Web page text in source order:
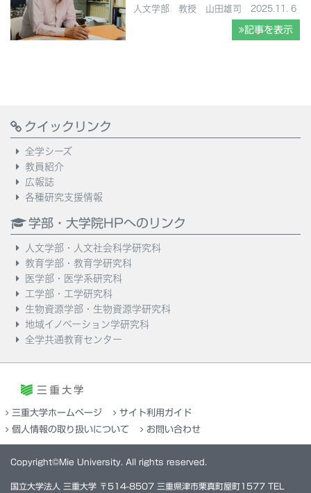
人文学部 教授 山田雄司 2025.11. 6
記事を表示
クイックリンク
全学シーズ
教員紹介
広報誌
各種研究支援情報
学部・大学院HPへのリンク
人文学部・人文社会科学研究科
教育学部・教育学研究科
医学部・医学系研究科
工学部・工学研究科
生物資源学部・生物資源学研究科
地域イノベーション学研究科
全学共通教育センター
三重大学ホームページ
サイト利用ガイド
個人情報の取り扱いについて
お問い合わせ
Copyright©Mie University. All rights reserved.
国立大学法人 三重大学 〒514-8507 三重県津市栗真町屋町1577 TEL